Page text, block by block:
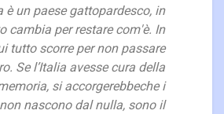
è un paese gattopardesco, in
cambia per restare com'è. In
tutto scorre per non passare
Se l’Italia avesse cura della
si accorgerebbeche i
nascono dal nulla, sono il